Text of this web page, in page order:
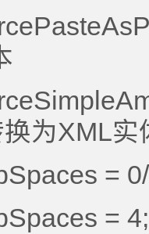
为XML
=
=